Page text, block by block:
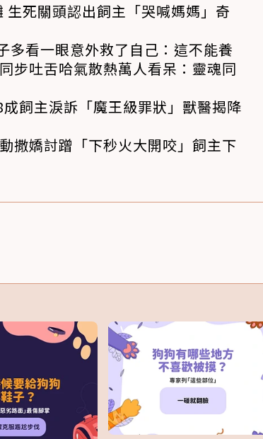
死關頭認出飼主「哭喊媽媽」奇
多看一眼意外救了自己：這不能養
步吐舌哈氣散熱萬人看呆：靈魂同
飼主淚訴「魔王級罪狀」獸醫揭降
撒嬌討蹭「下秒火大開咬」飼主下